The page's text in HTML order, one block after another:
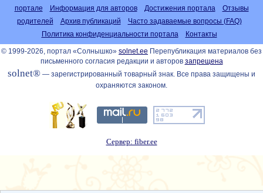
портале
Информация для авторов Достижения портала
Отзывы
родителей
Архив публикаций
Часто задаваемые вопросы (FAQ)
Политика конфиденциальности портала
Контакты
© 1999-2026, портал «Солнышко» solnet.ee Перепубликация материалов без
письменного согласия редакции и авторов запрещена
solnet® — зарегистрированный товарный знак. Все права защищены и
охраняются законом.
Сервер: fiber.ee